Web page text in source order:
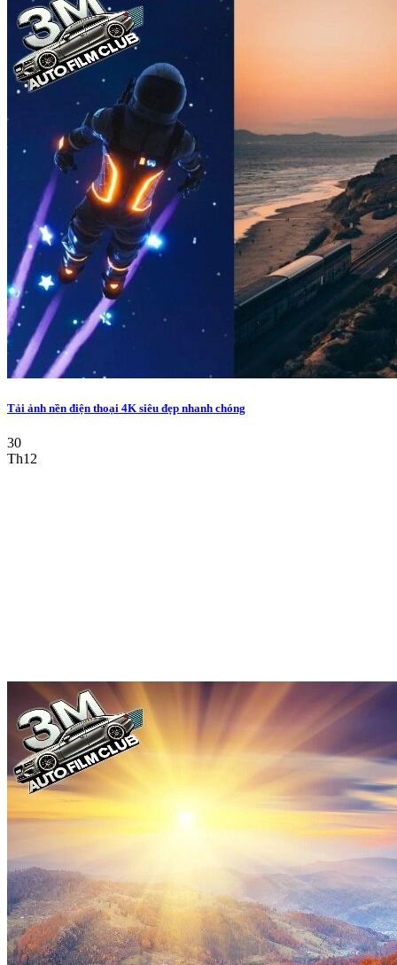
Tải ảnh nền điện thoại 4K siêu đẹp nhanh chóng
30
Th12